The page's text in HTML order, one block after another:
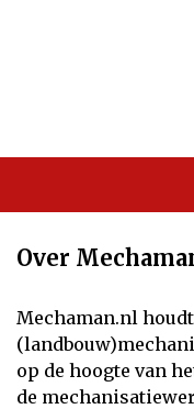
Over
Mechaman.nl
op de hoogte van
de